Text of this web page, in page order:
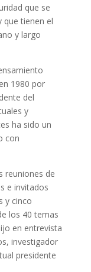
que se
que tienen el
y largo
1980 por
del
y
ha sido un
con
reuniones de
e invitados
y cinco
los 40 temas
en entrevista
investigador
presidente